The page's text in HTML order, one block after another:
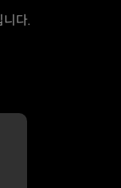
니다.